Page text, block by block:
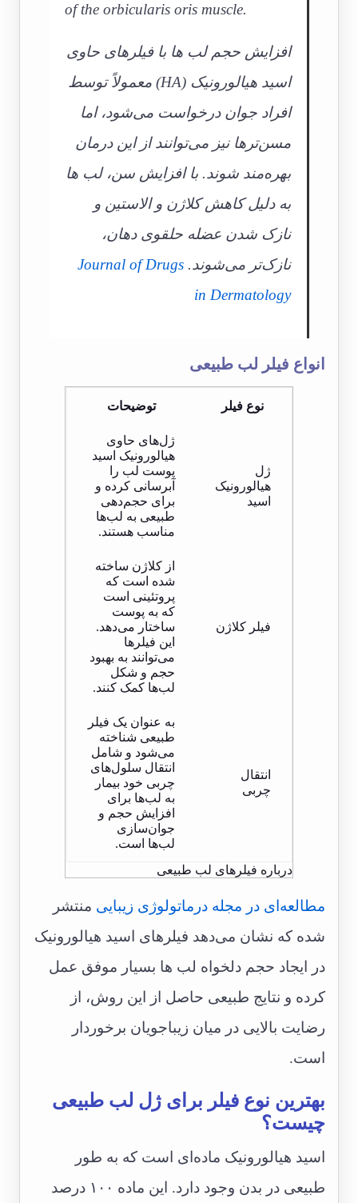
of the orbicularis oris muscle.
افزایش حجم لب ها با فیلرهای حاوی
اسید هیالورونیک (HA) معمولاً توسط
افراد جوان درخواست می‌شود، اما
مسن‌ترها نیز می‌توانند از این درمان
بهره‌مند شوند. با افزایش سن، لب ها
به دلیل کاهش کلاژن و الاستین و
نازک شدن عضله حلقوی دهان،
نازک‌تر می‌شوند.Journal of Drugs
in Dermatology
انواع فیلر لب طبیعی
نوع فیلر توضیحات
ژل
هیالورونیک
اسید
ژل‌های حاوی
هیالورونیک اسید
پوست لب را
آبرسانی کرده و
برای حجم‌دهی
طبیعی به لب‌ها
مناسب هستند.
فیلر کلاژن
از کلاژن ساخته
شده است که
پروتئینی است
که به پوست
ساختار می‌دهد.
این فیلرها
می‌توانند به بهبود
حجم و شکل
لب‌ها کمک کنند.
انتقال
چربی
به عنوان یک فیلر
طبیعی شناخته
می‌شود و شامل
انتقال سلول‌های
چربی خود بیمار
به لب‌ها برای
افزایش حجم و
جوان‌سازی
لب‌ها است.
درباره فیلرهای لب طبیعی
مطالعه‌ای در مجله درماتولوژی زیبایی منتشر
شده که نشان می‌دهد فیلرهای اسید هیالورونیک
در ایجاد حجم دلخواه لب ها بسیار موفق عمل
کرده و نتایج طبیعی حاصل از این روش، از
رضایت بالایی در میان زیباجویان برخوردار
است.
بهترین نوع فیلر برای ژل لب طبیعی
چیست؟
اسید هیالورونیک ماده‌ای است که به طور
طبیعی در بدن وجود دارد. این ماده ۱۰۰ درصد